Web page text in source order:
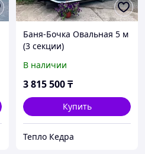
Баня-Бочка Овальная 5 м
(3 секции)
В наличии
3 815 500₸
Купить
Тепло Кедра